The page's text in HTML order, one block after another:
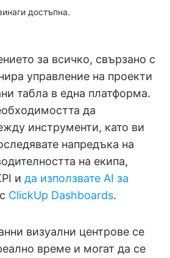
достъпна.
за всичко, свързано с
управление на проекти
табла в една платформа.
да
инструменти, като ви
напредъка на
на екипа,
и да използвате AI за
с ClickUp Dashboards.
визуални центрове се
време и могат да се